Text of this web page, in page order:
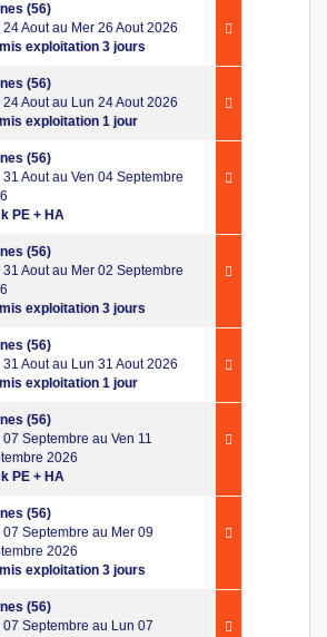
(56)
24 Aout au Mer 26 Aout 2026
exploitation 3 jours
(56)
24 Aout au Lun 24 Aout 2026
exploitation 1 jour
(56)
31 Aout au Ven 04 Septembre
PE + HA
(56)
31 Aout au Mer 02 Septembre
exploitation 3 jours
(56)
31 Aout au Lun 31 Aout 2026
exploitation 1 jour
(56)
07 Septembre au Ven 11
2026
PE + HA
(56)
07 Septembre au Mer 09
2026
exploitation 3 jours
(56)
07 Septembre au Lun 07